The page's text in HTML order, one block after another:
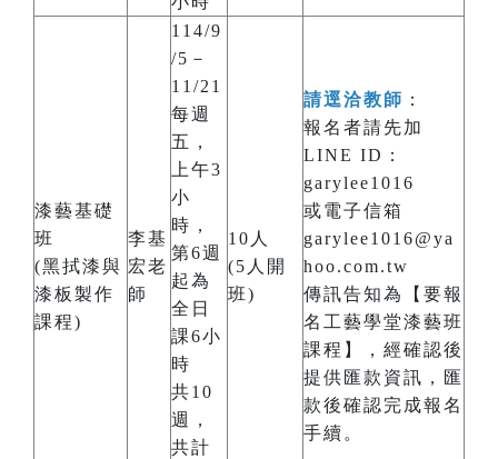
漆藝基礎
班
(黑拭漆與
漆板製作
課程)
李基
宏老
師
114/9
/5－
11/21
每週
五，
上午3
小
時，
第6週
起為
全日
課6小
時
共10
週，
共計
10人
(5人開
班)
請逕洽教師 ：
報名者請先加
LINE ID：
garylee1016
或電子信箱
garylee1016@ya
hoo.com.tw
傳訊告知為【要報
名工藝學堂漆藝班
課程】，經確認後
提供匯款資訊，匯
款後確認完成報名
手續。